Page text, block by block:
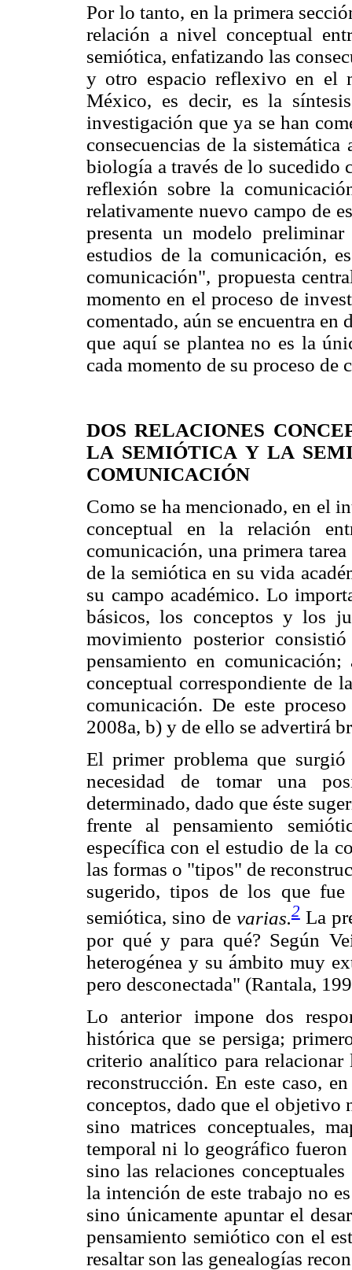
Por lo tanto, en la primera
relación a nivel conceptual
semiótica, enfatizando las
y otro espacio reflexivo en el
México, es decir, es la
investigación que ya se han
consecuencias de la
biología a través de lo sucedido
reflexión sobre la
relativamente nuevo campo de
presenta un modelo
estudios de la comunicación,
comunicación", propuesta
momento en el proceso de
comentado, aún se encuentra
que aquí se plantea no es la
cada momento de su proceso de
DOS RELACIONES
LA SEMIÓTICA Y LA
COMUNICACIÓN
Como se ha mencionado, en el
conceptual en la relación
comunicación, una primera
de la semiótica en su vida
su campo académico. Lo
básicos, los conceptos y los
movimiento posterior
pensamiento en
conceptual correspondiente de
comunicación. De este
2008a, b) y de ello se advertirá
El primer problema que
necesidad de tomar una
determinado, dado que éste
frente al pensamiento
específica con el estudio de la
las formas o "tipos" de
sugerido, tipos de los que
semiótica, sino de varias.2La
por qué y para qué? Según
heterogénea y su ámbito muy
pero desconectada" (Rantala,
Lo anterior impone dos
histórica que se persiga;
criterio analítico para
reconstrucción. En este caso,
conceptos, dado que el objetivo
sino matrices conceptuales,
temporal ni lo geográfico
sino las relaciones
la intención de este trabajo no
sino únicamente apuntar el
pensamiento semiótico con el
resaltar son las genealogías